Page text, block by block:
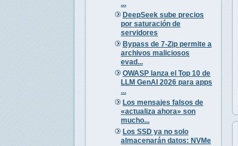
...
DeepSeek sube precios
por saturación de
servidores
Bypass de 7-Zip permite a
archivos maliciosos
evad...
OWASP lanza el Top 10 de
LLM GenAI 2026 para apps
...
Los mensajes falsos de
«actualiza ahora» son
mucho...
Los SSD ya no solo
almacenarán datos: NVMe